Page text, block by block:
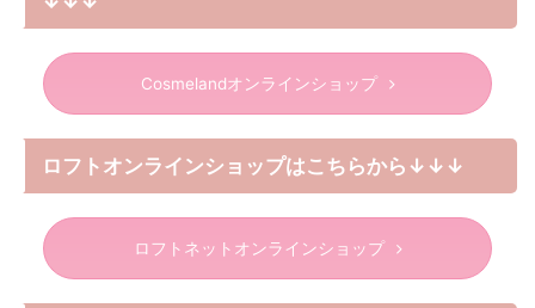
Cosmelandオンラインショップ
ロフトオンラインショップはこちらから↓↓↓
ロフトネットオンラインショップ